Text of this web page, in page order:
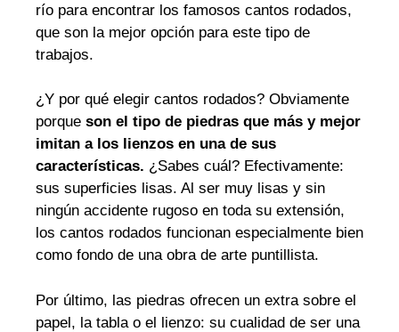
río para encontrar los famosos cantos rodados,
que son la mejor opción para este tipo de
trabajos.
¿Y por qué elegir cantos rodados? Obviamente
porque son el tipo de piedras que más y mejor
imitan a los lienzos en una de sus
características. ¿Sabes cuál? Efectivamente:
sus superficies lisas. Al ser muy lisas y sin
ningún accidente rugoso en toda su extensión,
los cantos rodados funcionan especialmente bien
como fondo de una obra de arte puntillista.
Por último, las piedras ofrecen un extra sobre el
papel, la tabla o el lienzo: su cualidad de ser una